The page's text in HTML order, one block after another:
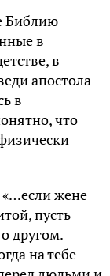
Библию
в
в
апостола
в
что
«…если жене
пусть
другом.
на тебе